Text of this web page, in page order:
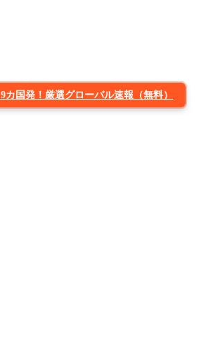
9カ国発！厳選グローバル速報（無料）